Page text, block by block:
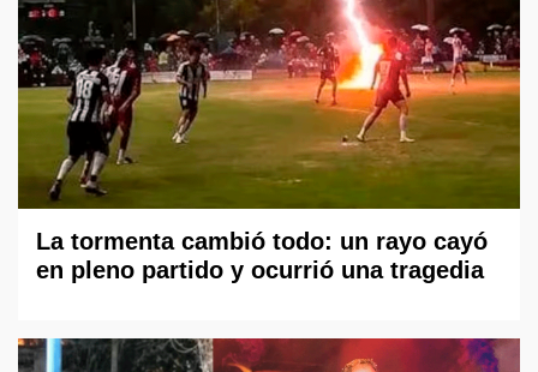
La tormenta cambió todo: un rayo cayó
en pleno partido y ocurrió una tragedia